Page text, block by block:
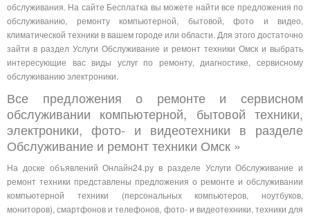
обслуживания. На сайте Бесплатка вы можете найти все предложения по
обслуживанию, ремонту компьютерной, бытовой, фото и видео,
климатической техники в вашем городе или области. Для этого достаточно
зайти в раздел Услуги Обслуживание и ремонт техники Омск и выбрать
интересующие вас виды услуг по ремонту, диагностике, сервисному
обслуживанию электроники.
Все предложения о ремонте и сервисном
обслуживании компьютерной, бытовой техники,
электроники, фото- и видеотехники в разделе
Обслуживание и ремонт техники Омск »
На доске объявлений Онлайн24.ру в разделе Услуги Обслуживание и
ремонт техники представлены предложения о ремонте и обслуживании
компьютерной техники (персональных компьютеров, ноутбуков,
мониторов), смартфонов и телефонов, фото- и видеотехники, техники для